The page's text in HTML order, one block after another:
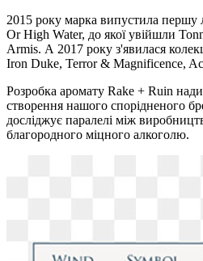
2015 року марка випустила першу
Or High Water, до якої увійшли
Armis. А 2017 року з'явилася
Iron Duke, Terror & Magnificence,
Розробка аромату Rake + Ruin
створення нашого спорідненого
досліджує паралелі між
благородного міцного алкоголю.